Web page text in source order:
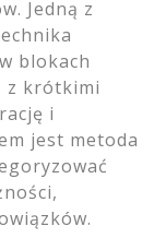
Jedną z
blokach
z krótkimi
i
jest metoda